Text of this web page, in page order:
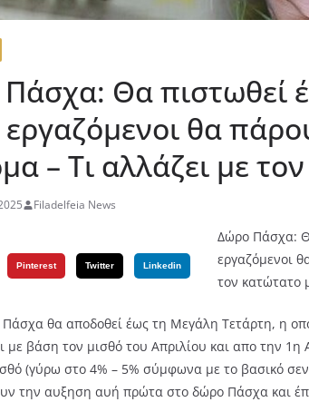
Θα πιστωθεί
εργαζόμενοι θα
– Τι αλλάζει με
Filadelfeia News
Pinterest Twitter Linkedin
Δώρο Πάσχα:
εργαζόμενοι
τον κατώτατο
θα αποδοθεί έως τη Μεγάλη Τετάρτη, η
με βάση τον μισθό του Απριλίου και απο την
(γύρω στο 4% – 5% σύμφωνα με το βασικό
την αυξηση αυή πρώτα στο δώρο Πάσχα και